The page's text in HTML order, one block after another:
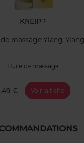
KNEIPP
massage Ylang-Ylang
Huile de massage
€ Voir la fiche